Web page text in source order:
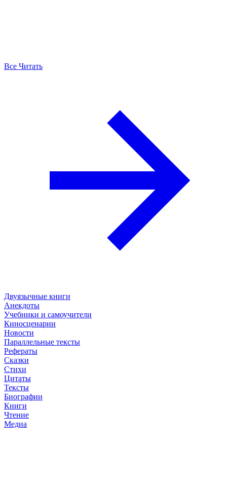
Все Читать
Двуязычные книги
Анекдоты
Учебники и самоучители
Киносценарии
Новости
Параллельные тексты
Рефераты
Сказки
Стихи
Цитаты
Тексты
Биографии
Книги
Чтение
Медиа